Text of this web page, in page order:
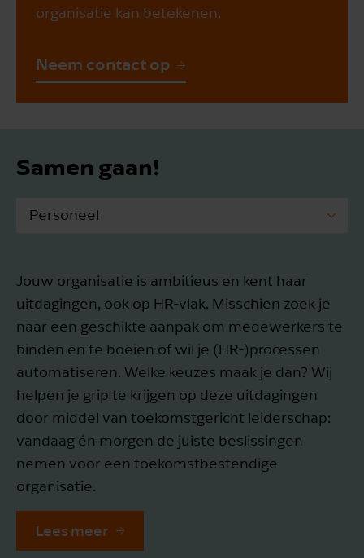
organisatie kan betekenen.
Neem contact op
Samen gaan!
Personeel
Jouw organisatie is ambitieus en kent haar
uitdagingen, ook op HR-vlak. Misschien zoek je
naar een geschikte aanpak om medewerkers te
binden en te boeien of wil je (HR-)processen
automatiseren. Welke keuzes maak je dan? Wij
helpen je grip te krijgen op deze uitdagingen
door middel van toekomstgericht leiderschap:
vandaag én morgen de juiste beslissingen
nemen voor een toekomstbestendige
organisatie.
Lees meer